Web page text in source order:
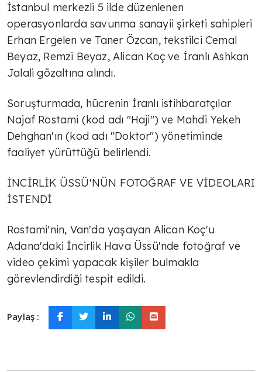
İstanbul merkezli 5 ilde düzenlenen
operasyonlarda savunma sanayii şirketi sahipleri
Erhan Ergelen ve Taner Özcan, tekstilci Cemal
Beyaz, Remzi Beyaz, Alican Koç ve İranlı Ashkan
Jalali gözaltına alındı.
Soruşturmada, hücrenin İranlı istihbaratçılar
Najaf Rostami (kod adı "Haji") ve Mahdi Yekeh
Dehghan'ın (kod adı "Doktor") yönetiminde
faaliyet yürüttüğü belirlendi.
İNCİRLİK ÜSSÜ'NÜN FOTOĞRAF VE VİDEOLARI
İSTENDİ
Rostami'nin, Van'da yaşayan Alican Koç'u
Adana'daki İncirlik Hava Üssü'nde fotoğraf ve
video çekimi yapacak kişiler bulmakla
görevlendirdiği tespit edildi.
Paylaş :